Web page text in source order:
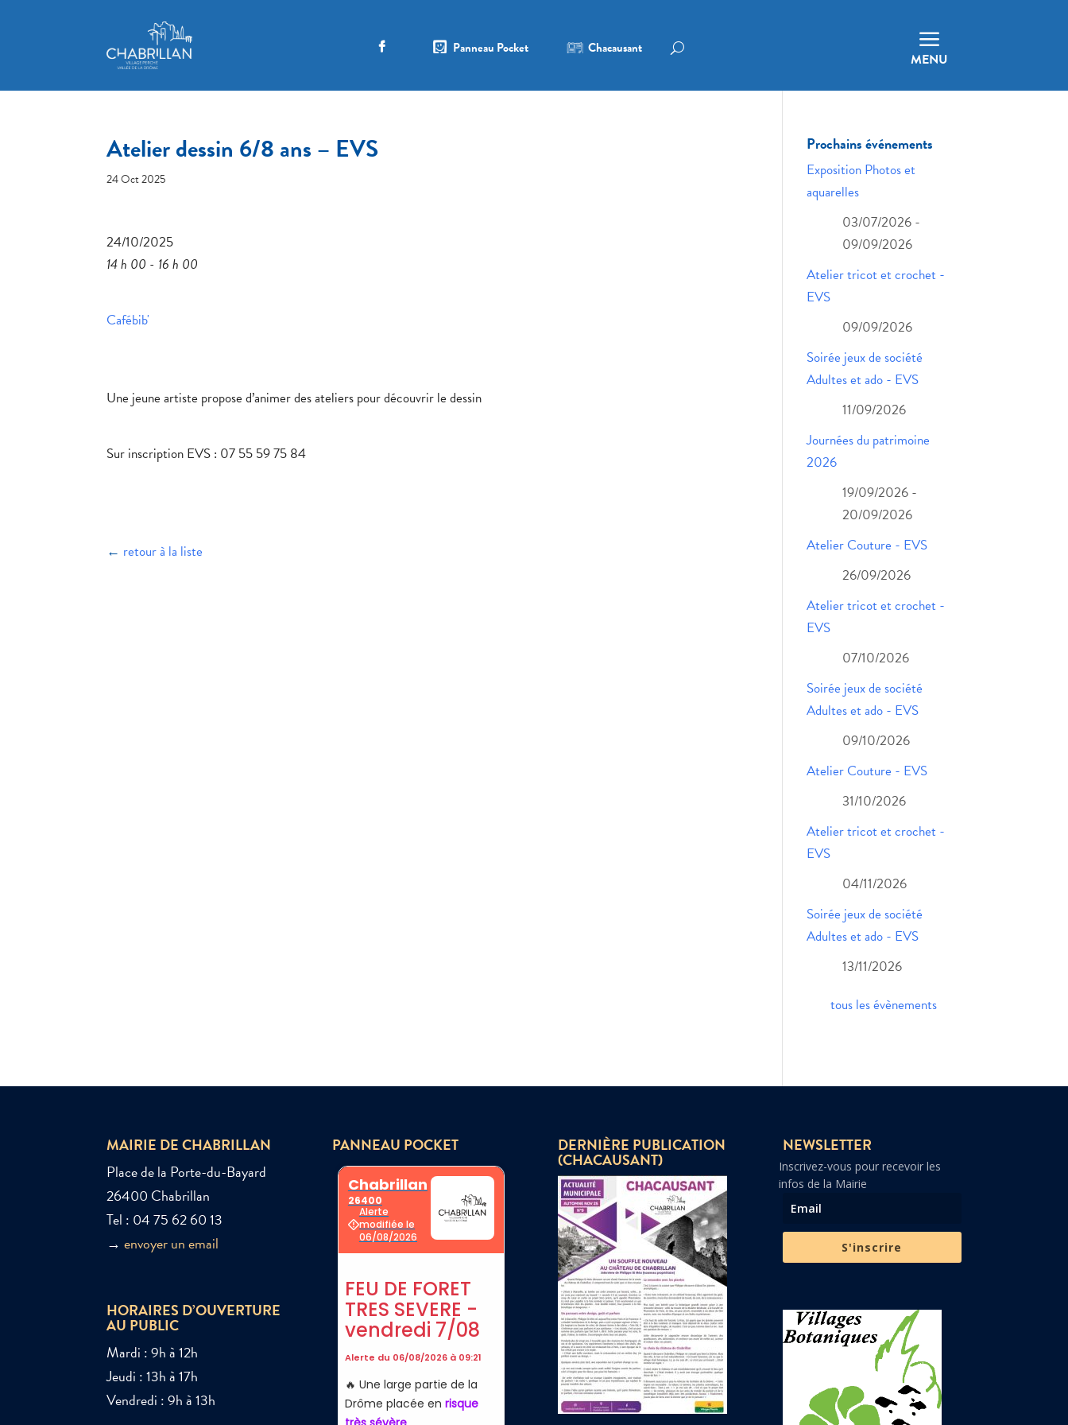
Panneau Pocket Chacausant a
MENU
Atelier dessin 6/8 ans – EVS
24 Oct 2025
24/10/2025
14 h 00 - 16 h 00
Cafébib'
Une jeune artiste propose d’animer des ateliers pour découvrir le dessin
Sur inscription EVS : 07 55 59 75 84
← retour à la liste
Prochains événements
Exposition Photos et
aquarelles
03/07/2026 -
09/09/2026
Atelier tricot et crochet -
EVS
09/09/2026
Soirée jeux de société
Adultes et ado - EVS
11/09/2026
Journées du patrimoine
2026
19/09/2026 -
20/09/2026
Atelier Couture - EVS
26/09/2026
Atelier tricot et crochet -
EVS
07/10/2026
Soirée jeux de société
Adultes et ado - EVS
09/10/2026
Atelier Couture - EVS
31/10/2026
Atelier tricot et crochet -
EVS
04/11/2026
Soirée jeux de société
Adultes et ado - EVS
13/11/2026
tous les évènements
MAIRIE DE CHABRILLAN
Place de la Porte-du-Bayard
26400 Chabrillan
Tel : 04 75 62 60 13
→envoyer un email
HORAIRES D’OUVERTURE
AU PUBLIC
Mardi : 9h à 12h
Jeudi : 13h à 17h
Vendredi : 9h à 13h
PANNEAU POCKET DERNIÈRE PUBLICATION
(CHACAUSANT)
NEWSLETTER
Inscrivez-vous pour recevoir les
infos de la Mairie
S'inscrire